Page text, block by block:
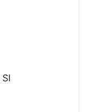
SI